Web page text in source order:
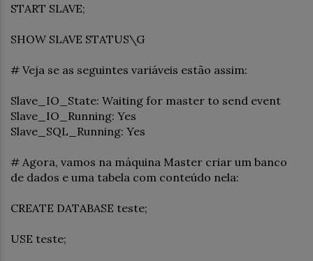
START SLAVE;
SHOW SLAVE STATUS\G
# Veja se as seguintes variáveis estão assim:
Slave_IO_State: Waiting for master to send event
Slave_IO_Running: Yes
Slave_SQL_Running: Yes
# Agora, vamos na máquina Master criar um banco
de dados e uma tabela com conteúdo nela:
CREATE DATABASE teste;
USE teste;